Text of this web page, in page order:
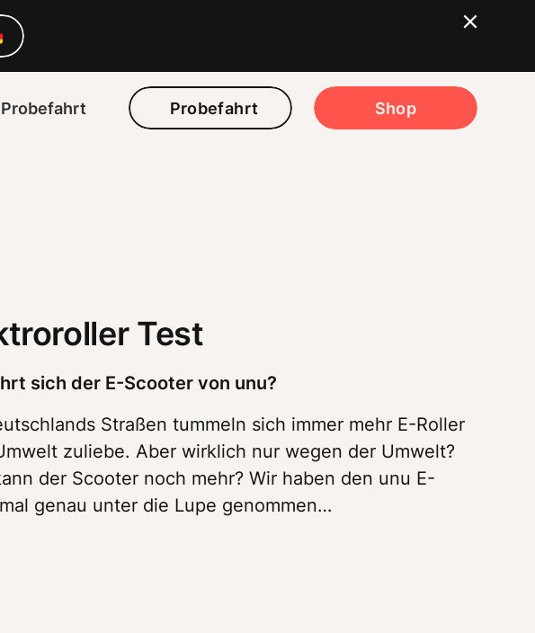
Probefahrt Probefahrt Shop
Test
sich der E-Scooter von unu?
Straßen tummeln sich immer mehr E-Roller
zuliebe. Aber wirklich nur wegen der Umwelt?
der Scooter noch mehr? Wir haben den unu E-
genau unter die Lupe genommen…